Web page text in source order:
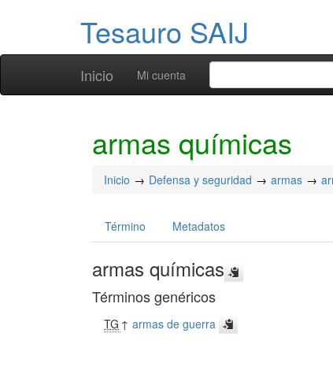
Tesauro SAIJ
Inicio Mi cuenta
armas químicas
Inicio Defensa y seguridad armas
Término Metadatos
armas químicas
Términos genéricos
TG ↑armas de guerra